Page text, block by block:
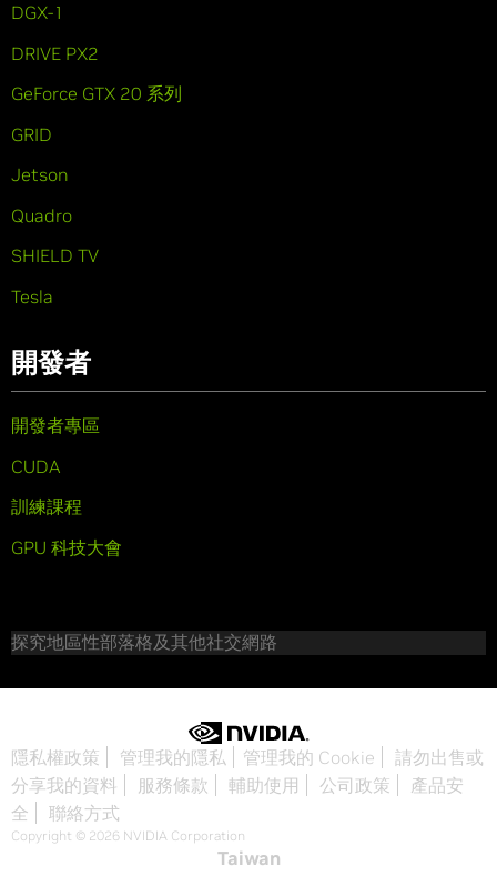
DGX-1
DRIVE PX2
GeForce GTX 20 系列
GRID
Jetson
Quadro
SHIELD TV
Tesla
開發者
開發者專區
CUDA
訓練課程
GPU 科技大會
探究地區性部落格及其他社交網路
隱私權政策 管理我的隱私 管理我的 Cookie
請勿出售或
分享我的資料
服務條款 輔助使用 公司政策
產品安
全
聯絡方式
Copyright © 2026 NVIDIA Corporation
Taiwan